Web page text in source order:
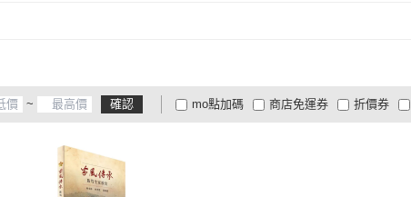
~ 確認
折價券
商品有
mo點加碼
大家電安心配
大家電快配
商店免運券